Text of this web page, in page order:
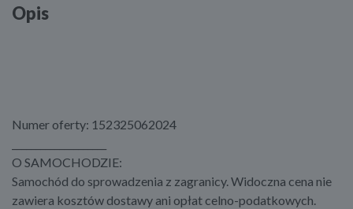
Opis
Numer oferty: 152325062024
O SAMOCHODZIE:
Samochód do sprowadzenia z zagranicy. Widoczna cena nie
zawiera kosztów dostawy ani opłat celno-podatkowych.